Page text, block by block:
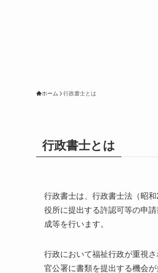
ホーム 行政書士とは
行政書士とは
行政書士は、行政書士法（昭
役所に提出する許認可等の申
成等を行います。
行政において福祉行政が重視
官公署に書類を提出する機会が